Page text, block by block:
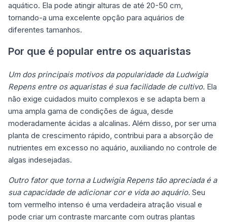
aquático. Ela pode atingir alturas de até 20-50 cm,
tornando-a uma excelente opção para aquários de
diferentes tamanhos.
Por que é popular entre os aquaristas
Um dos principais motivos da popularidade da Ludwigia
Repens entre os aquaristas é sua facilidade de cultivo. Ela
não exige cuidados muito complexos e se adapta bem a
uma ampla gama de condições de água, desde
moderadamente ácidas a alcalinas. Além disso, por ser uma
planta de crescimento rápido, contribui para a absorção de
nutrientes em excesso no aquário, auxiliando no controle de
algas indesejadas.
Outro fator que torna a Ludwigia Repens tão apreciada é a
sua capacidade de adicionar cor e vida ao aquário. Seu
tom vermelho intenso é uma verdadeira atração visual e
pode criar um contraste marcante com outras plantas